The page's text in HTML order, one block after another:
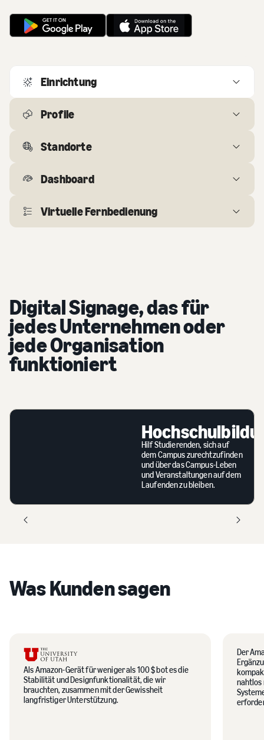
Einrichtung
Einrichtung mehrerer Signage Sticks.
Profile
Standorte
Dashboard
Virtuelle Fernbedienung
Digital Signage, das für
jedes Unternehmen oder
jede Organisation
funktioniert
Hilf Studierenden, sich auf
dem Campus zurechtzufinden
und über das Campus-Leben
und Veranstaltungen auf dem
Laufenden zu bleiben.
Hochschulbildung
Was Kunden sagen
Als Amazon-Gerät für weniger als 100 $ bot es die
Stabilität und Designfunktionalität, die wir
brauchten, zusammen mit der Gewissheit
langfristiger Unterstützung.
Der
nahtlos